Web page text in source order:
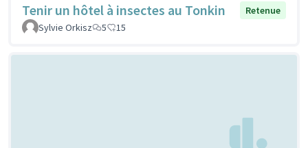
Tenir un hôtel à insectes au Tonkin
Retenue
Sylvie Orkisz
5 15